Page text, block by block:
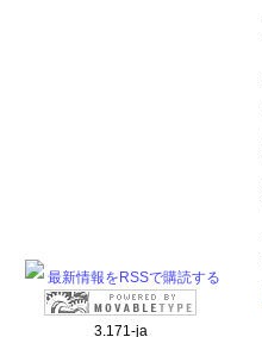
最新情報をRSSで購読する
3.171-ja